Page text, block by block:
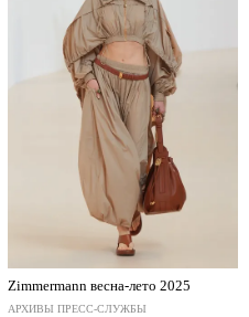
Zimmermann весна-лето 2025
АРХИВЫ ПРЕСС-СЛУЖБЫ